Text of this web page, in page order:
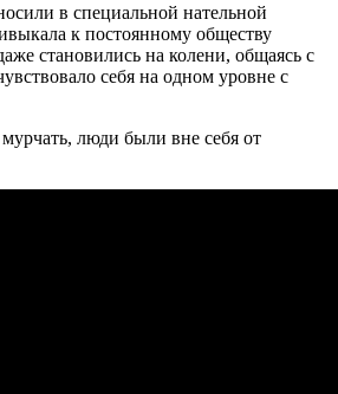
в специальной нательной
к постоянному обществу
становились на колени, общаясь с
себя на одном уровне с
люди были вне себя от